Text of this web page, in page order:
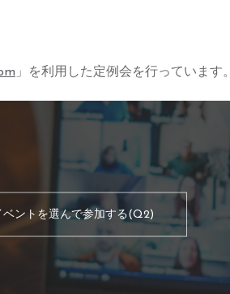
」を利用した定例会を行っています。
ベントを選んで参加する(Q2)